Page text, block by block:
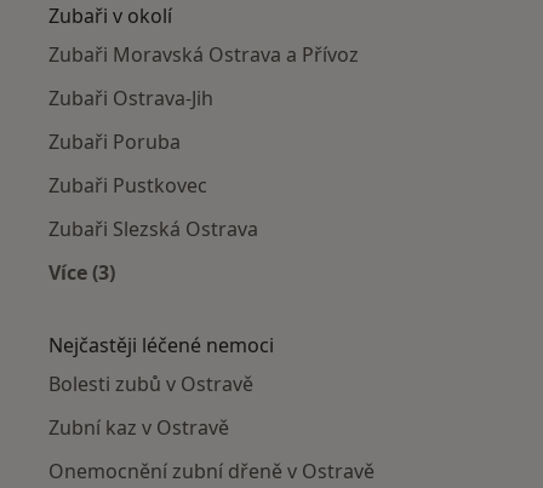
Zubaři v okolí
Zubaři Moravská Ostrava a Přívoz
Zubaři Ostrava-Jih
Zubaři Poruba
Zubaři Pustkovec
Zubaři Slezská Ostrava
Více (3)
Nejčastěji léčené nemoci
Bolesti zubů v Ostravě
Zubní kaz v Ostravě
Onemocnění zubní dřeně v Ostravě